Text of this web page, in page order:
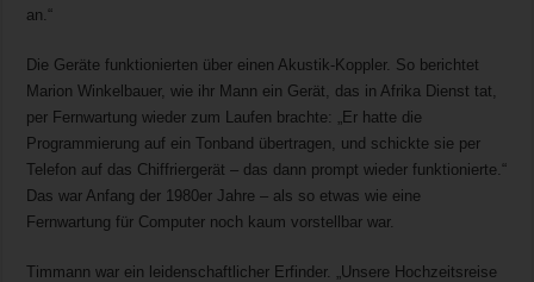
an.“
Die Geräte funktionierten über einen Akustik-Koppler. So berichtet
Marion Winkelbauer, wie ihr Mann ein Gerät, das in Afrika Dienst tat,
per Fernwartung wieder zum Laufen brachte: „Er hatte die
Programmierung auf ein Tonband übertragen, und schickte sie per
Telefon auf das Chiffriergerät – das dann prompt wieder funktionierte.“
Das war Anfang der 1980er Jahre – als so etwas wie eine
Fernwartung für Computer noch kaum vorstellbar war.
Timmann war ein leidenschaftlicher Erfinder. „Unsere Hochzeitsreise